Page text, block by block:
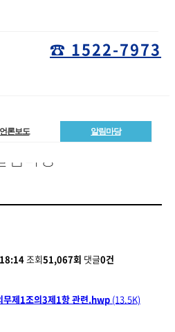
☎ 1522-7973
언론보도 알림마당
림마당
조회51,067회 댓글0건
무제1조의3제1항 관련.hwp(13.5K)